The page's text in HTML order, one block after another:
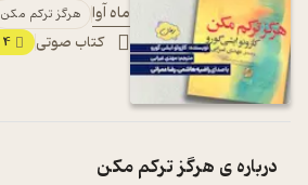
ماه آوا
هرگز ترکم مکن
کتاب صوتی 4
درباره ی هرگز ترکم مکن